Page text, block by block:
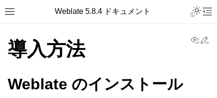
Toggle site navigation sidebar
Weblate 5.8.4 ドキュメント Toggle
導入方法
Weblate のインストール